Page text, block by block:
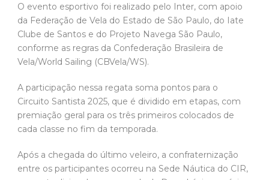
O evento esportivo foi realizado pelo Inter, com apoio
da Federação de Vela do Estado de São Paulo, do Iate
Clube de Santos e do Projeto Navega São Paulo,
conforme as regras da Confederação Brasileira de
Vela/World Sailing (CBVela/WS).
A participação nessa regata soma pontos para o
Circuito Santista 2025, que é dividido em etapas, com
premiação geral para os três primeiros colocados de
cada classe no fim da temporada.
Após a chegada do último veleiro, a confraternização
entre os participantes ocorreu na Sede Náutica do CIR,